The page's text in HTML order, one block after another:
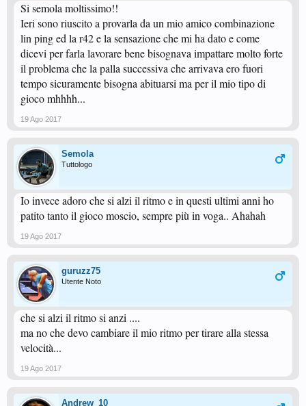
Si semola moltissimo!!
Ieri sono riuscito a provarla da un mio amico combinazione
lin ping ed la r42 e la sensazione che mi ha dato e come
dicevi per farla lavorare bene bisognava impattare molto forte
il problema che la palla successiva che arrivava ero fuori
tempo sicuramente bisogna abituarsi ma per il mio tipo di
gioco mhhhh...
19 Ago 2017
Semola
Tuttologo
Io invece adoro che si alzi il ritmo e in questi ultimi anni ho
patito tanto il gioco moscio, sempre più in voga.. Ahahah
19 Ago 2017
guruzz75
Utente Noto
che si alzi il ritmo si anzi ....
ma no che devo cambiare il mio ritmo per tirare alla stessa
velocità...
19 Ago 2017
Andrew_10